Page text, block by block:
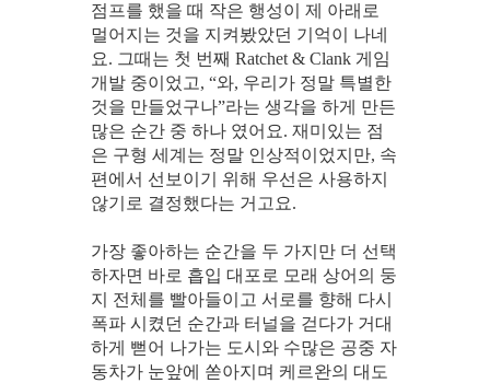
점프를 했을 때 작은 행성이 제 아래로
멀어지는 것을 지켜봤았던 기억이 나네
요. 그때는 첫 번째 Ratchet & Clank 게임
개발 중이었고, “와, 우리가 정말 특별한
것을 만들었구나”라는 생각을 하게 만든
많은 순간 중 하나 였어요. 재미있는 점
은 구형 세계는 정말 인상적이었지만, 속
편에서 선보이기 위해 우선은 사용하지
않기로 결정했다는 거고요.
가장 좋아하는 순간을 두 가지만 더 선택
하자면 바로 흡입 대포로 모래 상어의 둥
지 전체를 빨아들이고 서로를 향해 다시
폭파 시켰던 순간과 터널을 걷다가 거대
하게 뻗어 나가는 도시와 수많은 공중 자
동차가 눈앞에 쏟아지며 케르완의 대도